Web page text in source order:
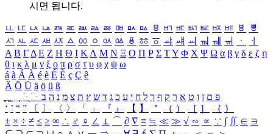
시면 됩니다.
ㅥ ㅦ ㅧ ㅨ ㅩ ㅪ ㅫ ㅬ ㅭ ㅮ ㅯ ㅰ ㅱ ㅲ ㅳ ㅴ ㅵ ㅶ ㅷ ㅸ
ㅹ
ㅺ ㅻ ㅼ ㅽ ㅾ ㅿ ㆀ ㆁ ㆂ ㆃ ㆄ ㆅ ㆆ ㆇ ㆈ ㆉ ㆊ ㆋ ㆌ ㆍ
ㆎ
Α Β ΓΔ Ε Ζ Η Θ Ι ΚΛ Μ Ν Ξ Ο Π Ρ Σ ΤΥ Φ Χ Ψ Ω α β γ δ ε ζ η
θ ι κ λ μ ν ξ ο π ρ σ τ υ φ χ ψ ω
á à Á À é è É È ç Ç ê
Ä Ö Ü ä ö ü ß
ִֶֹ ֻּ ׁׂ פ ם ן ו ט א ר ק ף ך ל ח י ע כ ג ד ש ץ ת צ מ נ ה ב
‘ ’ “ ” 〔 〕 〈 〉 「 」 『 』 【 】 ＂ （ ） ［ ］ ｛ ｝
± × ÷ ≠ ≤ ≥ ∞ ∴ ♂ ♀ ∠ ⊥ ⌒ ∂ ∇ ≡ ≒ ≪ ≫ √ ∽ ∝ ∵ ∫ ∬ ∈ ∋